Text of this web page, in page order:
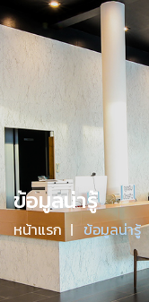
จันทร์-ศุกร์ 09.00 -
มีคำถามไ
Menu
ข้อมูลน่ารู้
หน้าแรก ข้อมูลน่ารู้